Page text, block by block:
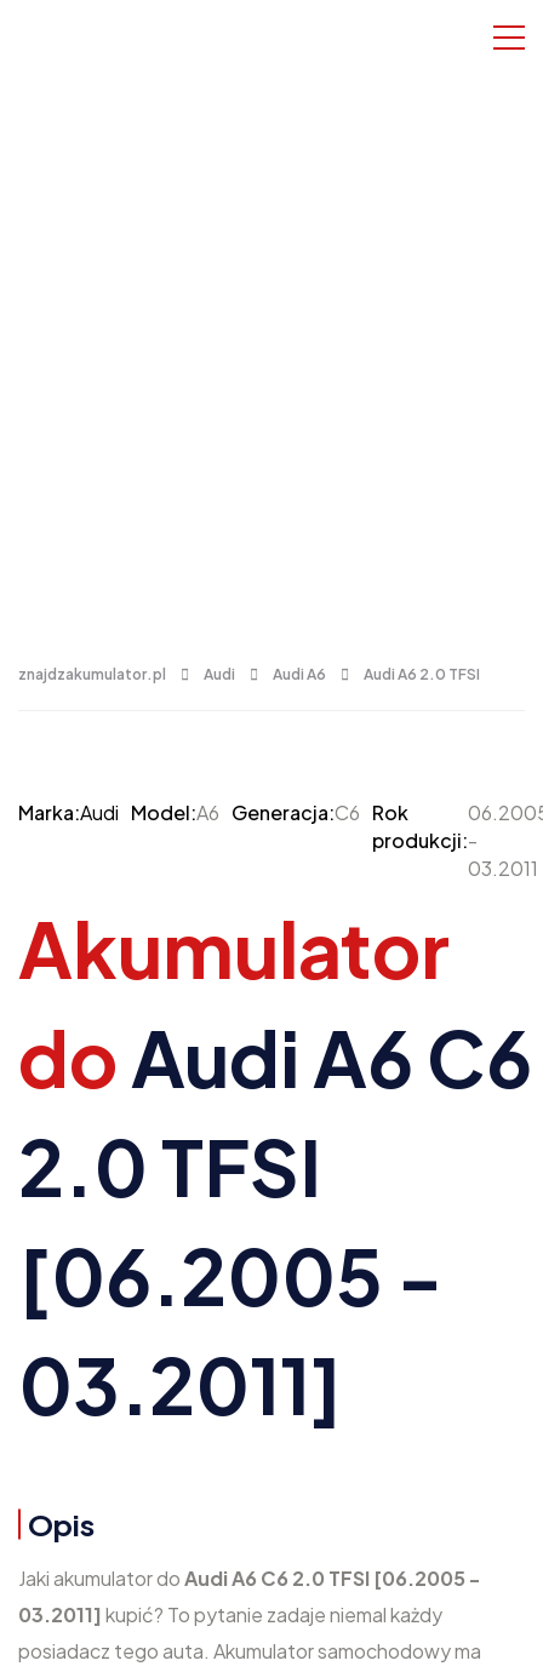
znajdzakumulator.pl Audi Audi A6 Audi A6 2.0 TFSI
Marka:Audi Model:A6 Generacja:C6 Rok
produkcji:-
03.2011
Akumulator
doAudi A6 C6
2.0 TFSI
[06.2005 -
03.2011]
Opis
Jaki akumulator doAudi A6 C6 2.0 TFSI [06.2005 -
03.2011] kupić? To pytanie zadaje niemal każdy
posiadacz tego auta. Akumulator samochodowy ma